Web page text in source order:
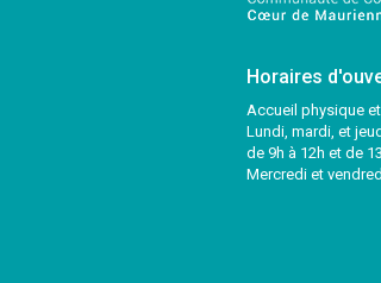
Horaires
Accueil physique
Lundi, mardi, et
de 9h à 12h et de
Mercredi et